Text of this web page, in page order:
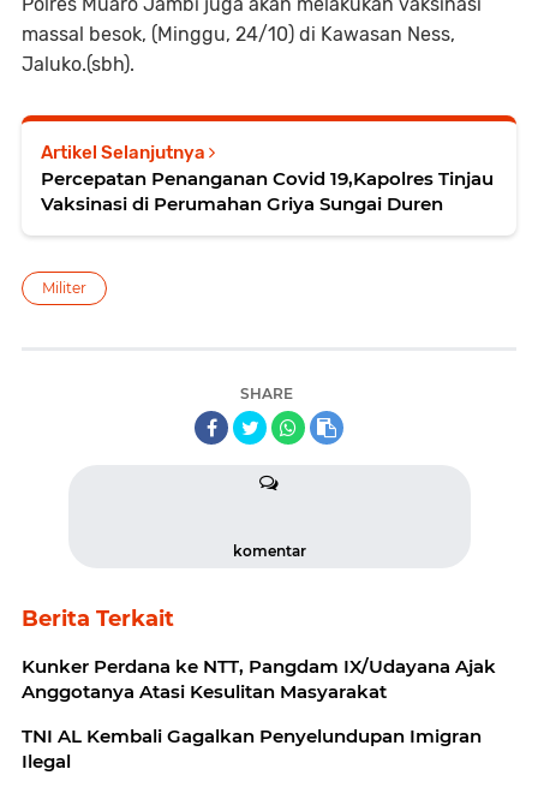
massal besok, (Minggu, 24/10) di Kawasan Ness,
Jaluko.(sbh).
Artikel Selanjutnya
Percepatan Penanganan Covid 19,Kapolres Tinjau
Vaksinasi di Perumahan Griya Sungai Duren
Militer
SHARE
komentar
Berita Terkait
Kunker Perdana ke NTT, Pangdam IX/Udayana Ajak
Anggotanya Atasi Kesulitan Masyarakat
TNI AL Kembali Gagalkan Penyelundupan Imigran
Ilegal